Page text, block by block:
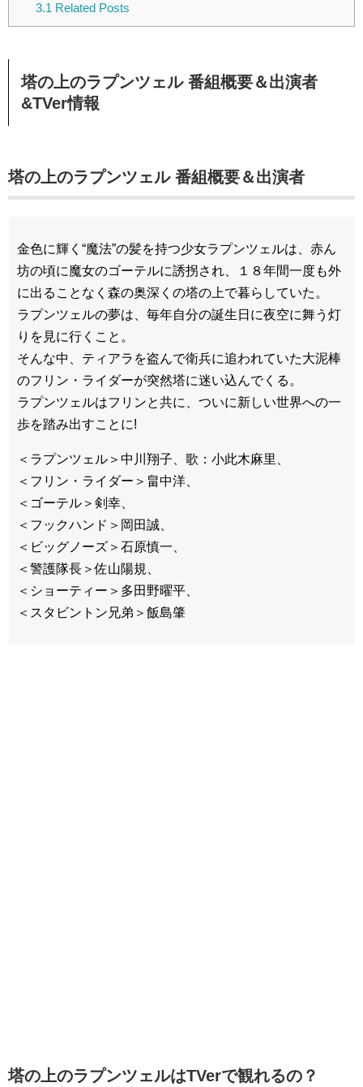
3.1Related Posts
塔の上のラプンツェル 番組概要＆出演者
&TVer情報
塔の上のラプンツェル 番組概要＆出演者
金色に輝く“魔法”の髪を持つ少女ラプンツェルは、赤ん
坊の頃に魔女のゴーテルに誘拐され、１８年間一度も外
に出ることなく森の奥深くの塔の上で暮らしていた。
ラプンツェルの夢は、毎年自分の誕生日に夜空に舞う灯
りを見に行くこと。
そんな中、ティアラを盗んで衛兵に追われていた大泥棒
のフリン・ライダーが突然塔に迷い込んでくる。
ラプンツェルはフリンと共に、ついに新しい世界への一
歩を踏み出すことに!
＜ラプンツェル＞中川翔子、歌：小此木麻里、
＜フリン・ライダー＞畠中洋、
＜ゴーテル＞剣幸、
＜フックハンド＞岡田誠、
＜ビッグノーズ＞石原慎一、
＜警護隊長＞佐山陽規、
＜ショーティー＞多田野曜平、
＜スタビントン兄弟＞飯島肇
塔の上のラプンツェルはTVerで観れるの？